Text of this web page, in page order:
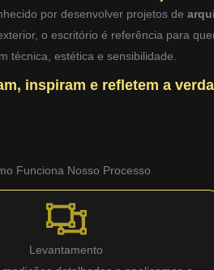
por desenvolver projetos de
o escritório é referência para
técnica, estética e sensibilidade.
inspiram e refletem a
Funciona Nosso Processo
Levantamento